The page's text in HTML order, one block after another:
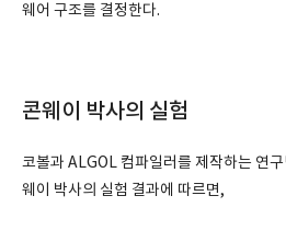
웨어 구조를 결정한다.
콘웨이 박사의 실험
코볼과 ALGOL 컴파일러를 제작하는 연
웨이 박사의 실험 결과에 따르면,